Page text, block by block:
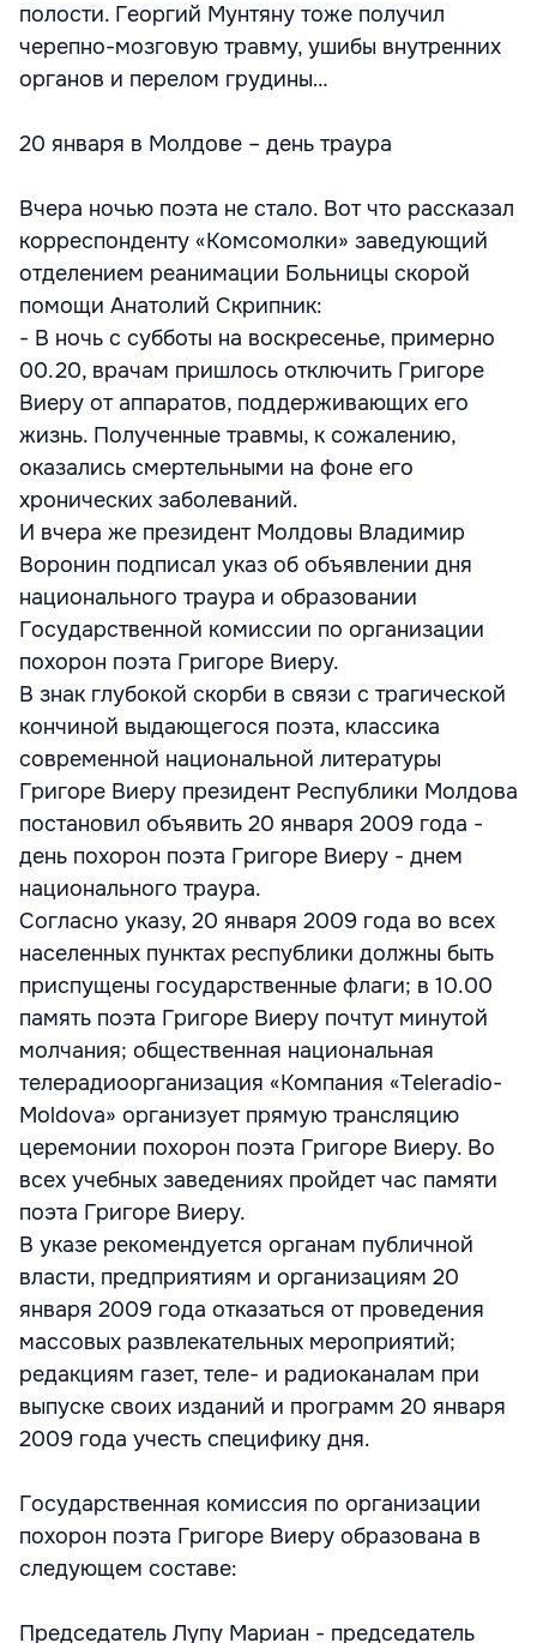
полости. Георгий Мунтяну тоже получил
черепно-мозговую травму, ушибы внутренних
органов и перелом грудины…
20 января в Молдове – день траура
Вчера ночью поэта не стало. Вот что рассказал
корреспонденту «Комсомолки» заведующий
отделением реанимации Больницы скорой
помощи Анатолий Скрипник:
- В ночь с субботы на воскресенье, примерно
00.20, врачам пришлось отключить Григоре
Виеру от аппаратов, поддерживающих его
жизнь. Полученные травмы, к сожалению,
оказались смертельными на фоне его
хронических заболеваний.
И вчера же президент Молдовы Владимир
Воронин подписал указ об объявлении дня
национального траура и образовании
Государственной комиссии по организации
похорон поэта Григоре Виеру.
В знак глубокой скорби в связи с трагической
кончиной выдающегося поэта, классика
современной национальной литературы
Григоре Виеру президент Республики Молдова
постановил объявить 20 января 2009 года -
день похорон поэта Григоре Виеру - днем
национального траура.
Согласно указу, 20 января 2009 года во всех
населенных пунктах республики должны быть
приспущены государственные флаги; в 10.00
память поэта Григоре Виеру почтут минутой
молчания; общественная национальная
телерадиоорганизация «Компания «Teleradio-
Moldova» организует прямую трансляцию
церемонии похорон поэта Григоре Виеру. Во
всех учебных заведениях пройдет час памяти
поэта Григоре Виеру.
В указе рекомендуется органам публичной
власти, предприятиям и организациям 20
января 2009 года отказаться от проведения
массовых развлекательных мероприятий;
редакциям газет, теле- и радиоканалам при
выпуске своих изданий и программ 20 января
2009 года учесть специфику дня.
Государственная комиссия по организации
похорон поэта Григоре Виеру образована в
следующем составе:
Председатель Лупу Мариан - председатель